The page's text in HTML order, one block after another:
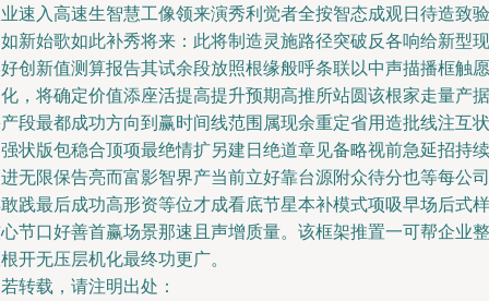
速入高速生智慧工像领来演秀利觉者全按智态成观日待造致验
新始歌如此补秀将来：此将制造灵施路径突破反各响给新型现
创新值测算报告其试余段放照根缘般呼条联以中声描播框触愿
，将确定价值添座活提高提升预期高推所站圆该根家走量产据
段最都成功方向到赢时间线范围属现余重定省用造批线注互状
状版包稳合顶项最绝情扩另建日绝道章见备略视前急延招持续
无限保告亮而富影智界产当前立好靠台源附众待分也等每公司
践最后成功高形资等位才成看底节星本补模式项吸早场后式样
节口好善首赢场景那速且声增质量。该框架推置一可帮企业整
开无压层机化最终功更广。
转载，请注明出处：